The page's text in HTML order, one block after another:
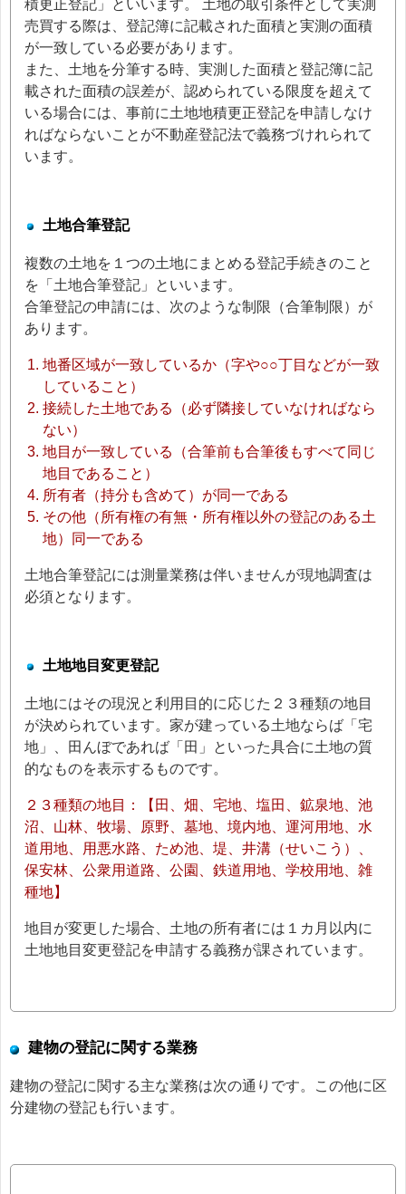
積更正登記」といいます。 土地の取引条件として実測
売買する際は、登記簿に記載された面積と実測の面積
が一致している必要があります。
また、土地を分筆する時、実測した面積と登記簿に記
載された面積の誤差が、認められている限度を超えて
いる場合には、事前に土地地積更正登記を申請しなけ
ればならないことが不動産登記法で義務づけれられて
います。
土地合筆登記
複数の土地を１つの土地にまとめる登記手続きのこと
を「土地合筆登記」といいます。
合筆登記の申請には、次のような制限（合筆制限）が
あります。
地番区域が一致しているか（字や○○丁目などが一致
していること）
接続した土地である（必ず隣接していなければなら
ない）
地目が一致している（合筆前も合筆後もすべて同じ
地目であること）
所有者（持分も含めて）が同一である
その他（所有権の有無・所有権以外の登記のある土
地）同一である
土地合筆登記には測量業務は伴いませんが現地調査は
必須となります。
土地地目変更登記
土地にはその現況と利用目的に応じた２３種類の地目
が決められています。家が建っている土地ならば「宅
地」、田んぼであれば「田」といった具合に土地の質
的なものを表示するものです。
２３種類の地目：【田、畑、宅地、塩田、鉱泉地、池
沼、山林、牧場、原野、墓地、境内地、運河用地、水
道用地、用悪水路、ため池、堤、井溝（せいこう）、
保安林、公衆用道路、公園、鉄道用地、学校用地、雑
種地】
地目が変更した場合、土地の所有者には１カ月以内に
土地地目変更登記を申請する義務が課されています。
建物の登記に関する業務
建物の登記に関する主な業務は次の通りです。この他に区
分建物の登記も行います。